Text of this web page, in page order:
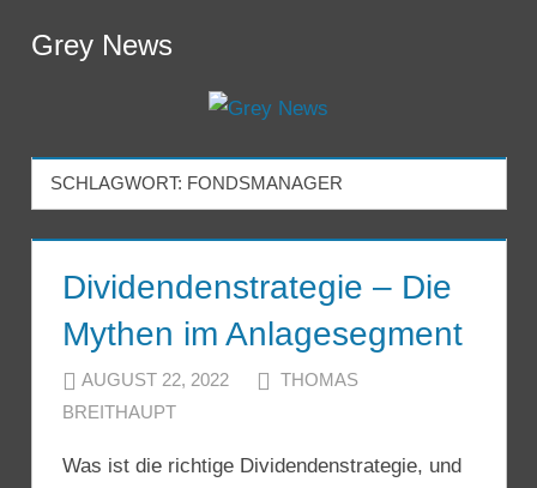
InhaltGrey News
SCHLAGWORT: FONDSMANAGER
Dividendenstrategie – Die
Mythen im Anlagesegment
AUGUST 22, 2022
THOMAS
BREITHAUPT
Was ist die richtige Dividendenstrategie, und